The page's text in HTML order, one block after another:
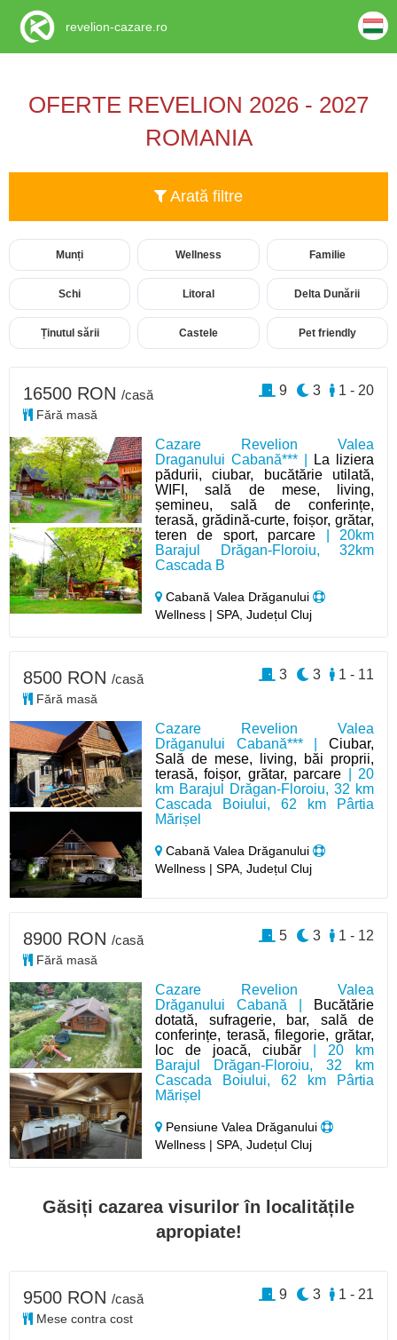
OFERTE REVELION 2026 - 2027
ROMANIA
Arată filtre
Munți Wellness Familie
Schi Litoral Delta Dunării
Ținutul sării Castele Pet friendly
Cazare Revelion Valea
Draganului Cabană*** |
La liziera
pădurii, ciubar, bucătărie utilată,
WIFI, sală de mese, living,
șemineu, sală de conferințe,
terasă, grădină-curte, foișor, grătar,
teren de sport, parcare | 20km
Barajul Drăgan-Floroiu, 32km
Cascada B
Cabană Valea Drăganului
Wellness | SPA, Județul Cluj
16500 RON /casă
Fără masă
1 - 20
3
9
Cazare Revelion Valea
Drăganului Cabană*** | Ciubar,
Sală de mese, living, băi proprii,
terasă, foișor, grătar, parcare | 20
km Barajul Drăgan-Floroiu, 32 km
Cascada Boiului, 62 km Pârtia
Mărișel
Cabană Valea Drăganului
Wellness | SPA, Județul Cluj
8500 RON /casă
Fără masă
1 - 11
3
3
Cazare Revelion Valea
Drăganului Cabană |
Bucătărie
dotată, sufragerie, bar, sală de
conferințe, terasă, filegorie, grătar,
loc de joacă, ciubăr | 20 km
Barajul Drăgan-Floroiu, 32 km
Cascada Boiului, 62 km Pârtia
Mărișel
Pensiune Valea Drăganului
Wellness | SPA, Județul Cluj
8900 RON /casă
Fără masă
1 - 12
3
5
Găsiți cazarea visurilor în localitățile
apropiate!
9500 RON /casă
Mese contra cost
1 - 21
3
9
revelion-cazare.ro